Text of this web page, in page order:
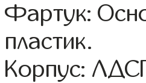
Фартук:
пластик.
Корпус: